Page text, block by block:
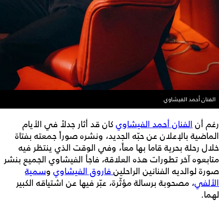
الفنان أحمد الفيشاوي
رغم أنالفنان أحمد الفيشاوي كان قد أثار جدلاً في الأيام
الماضية بالإعلان عن حبّه الجديد، ونشره صوراً جمعته بفتاة
خلال رحلة بحرية قاما بها معاً، وفي الوقت الذي ينتظر فيه
متابعوه آخر تطورات هذه العلاقة، فاجأ الفيشاوي الجميع بنشر
صورة لوالديه الفنانين الراحلينفاروق الفيشاوي وسمية
الألفي، مصحوبة برسالة مؤثّرة، عبّر فيها عن اشتياقه الكبير
لهما.